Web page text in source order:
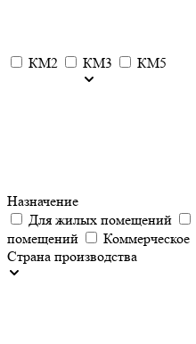
КМ2 КМ3 КМ5
Назначение
Для жилых помещений
помещений
Коммерческое
Страна производства